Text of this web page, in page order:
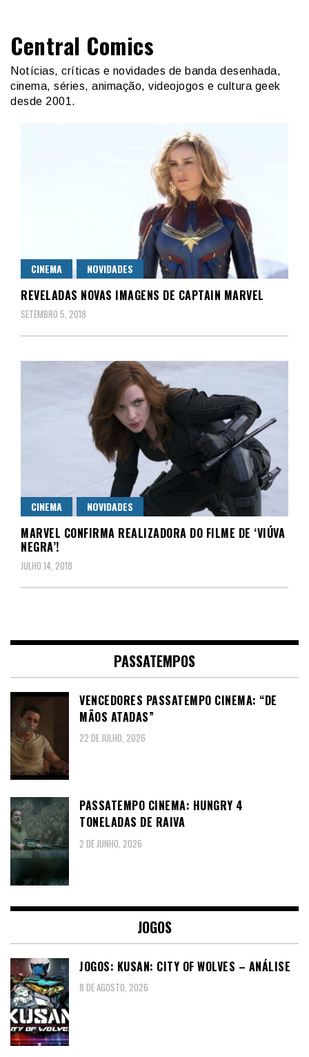
Central Comics
Notícias, críticas e novidades de banda desenhada,
cinema, séries, animação, videojogos e cultura geek
desde 2001.
CINEMA NOVIDADES
REVELADAS NOVAS IMAGENS DE CAPTAIN MARVEL
SETEMBRO 5, 2018
CINEMA NOVIDADES
MARVEL CONFIRMA REALIZADORA DO FILME DE ‘VIÚVA
NEGRA’!
JULHO 14, 2018
PASSATEMPOS
VENCEDORES PASSATEMPO CINEMA: “DE
MÃOS ATADAS”
22 DE JULHO, 2026
PASSATEMPO CINEMA: HUNGRY 4
TONELADAS DE RAIVA
2 DE JUNHO, 2026
JOGOS
JOGOS: KUSAN: CITY OF WOLVES – ANÁLISE
8 DE AGOSTO, 2026